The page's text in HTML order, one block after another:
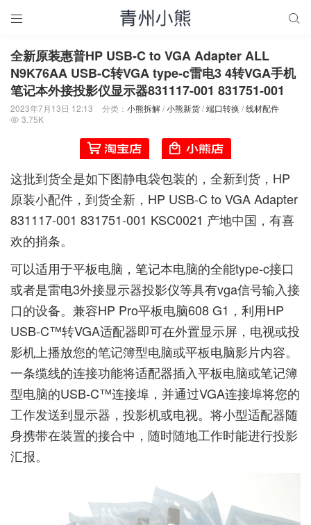
 
全新原装惠普HP USB-C to VGA Adapter ALL
N9K76AA USB-C转VGA type-c雷电3 4转VGA手机
笔记本外接投影仪显示器831117-001 831751-001
2023年7月13日 12:13 分类： 小熊拆解/小熊新货/端口转换 /线材配件
 3.75K
这批到货全是如下图静电袋包装的，全新到货，HP
原装小配件，到货全新，HP USB-C to VGA Adapter
831117-001 831751-001 KSC0021 产地中国，有喜
欢的捎条。
可以适用于平板电脑，笔记本电脑的全能type-c接口
或者是雷电3外接显示器投影仪等具有vga信号输入接
口的设备。兼容HP Pro平板电脑608 G1，利用HP
USB-C™转VGA适配器即可在外置显示屏，电视或投
影机上播放您的笔记簿型电脑或平板电脑影片内容。
一条缆线的连接功能将适配器插入平板电脑或笔记簿
型电脑的USB-C™连接埠，并通过VGA连接埠将您的
工作发送到显示器，投影机或电视。将小型适配器随
身携带在装置的接合中，随时随地工作时能进行投影
汇报。